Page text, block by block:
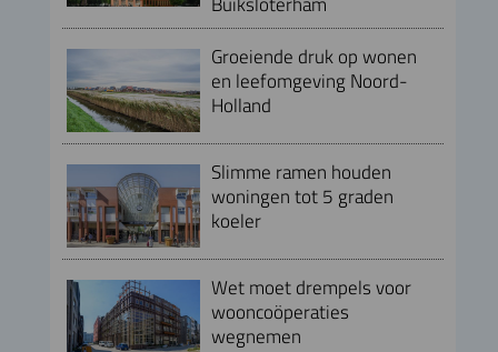
Groeiende druk op wonen
en leefomgeving Noord-
Holland
Slimme ramen houden
woningen tot 5 graden
koeler
Wet moet drempels voor
wooncoöperaties
wegnemen